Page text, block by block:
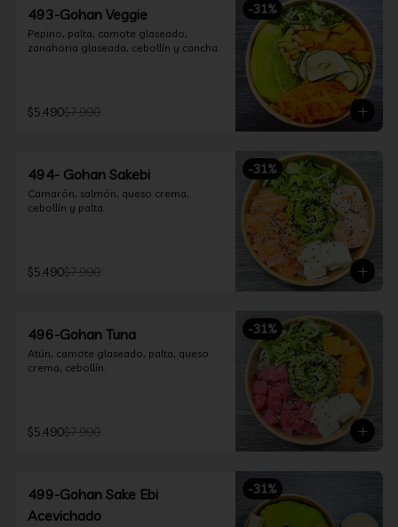
-31%
493-Gohan Veggie
Pepino, palta, camote glaseado,
zanahoria glaseada, cebollín y cancha.
$5.490$7.990
-31%
494- Gohan Sakebi
Camarón, salmón, queso crema,
cebollín y palta.
$5.490$7.990
-31%
496-Gohan Tuna
Atún, camote glaseado, palta, queso
crema, cebollín.
$5.490$7.990
-31%
499-Gohan Sake Ebi
Acevichado